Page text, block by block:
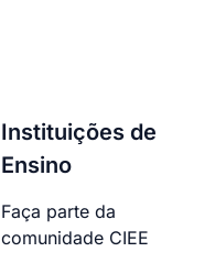
Instituições de
Ensino
Faça parte da
comunidade CIEE